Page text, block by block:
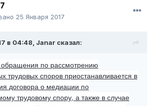
25 Января 2017
в 04:48, Janar сказал:
обращения по рассмотрению
трудовых споров приостанавливается в
договора о медиации по
трудовому спору, а также в случае